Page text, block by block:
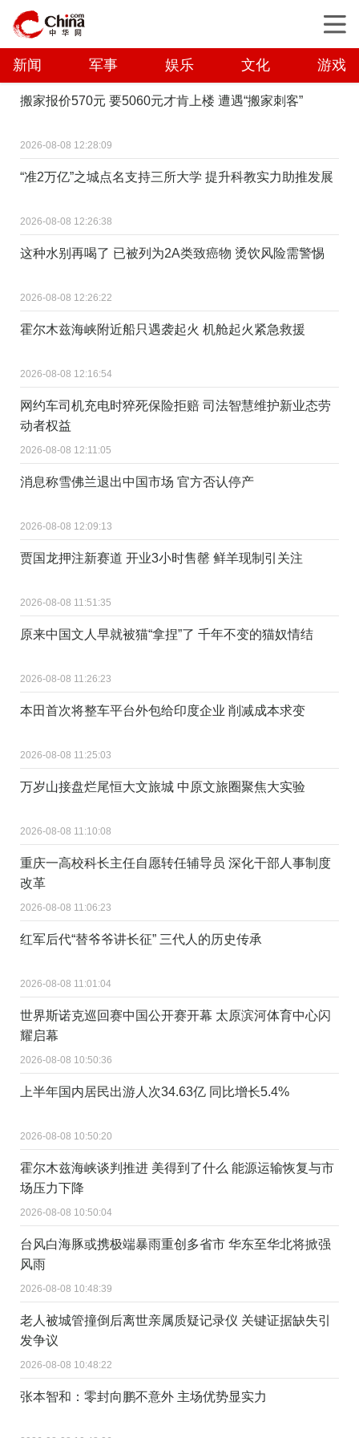
新闻 军事 娱乐 文化 游戏
搬家报价570元 要5060元才肯上楼 遭遇“搬家刺客”
2026-08-08 12:28:09
“准2万亿”之城点名支持三所大学 提升科教实力助推发展
2026-08-08 12:26:38
这种水别再喝了 已被列为2A类致癌物 烫饮风险需警惕
2026-08-08 12:26:22
霍尔木兹海峡附近船只遇袭起火 机舱起火紧急救援
2026-08-08 12:16:54
网约车司机充电时猝死保险拒赔 司法智慧维护新业态劳
动者权益
2026-08-08 12:11:05
消息称雪佛兰退出中国市场 官方否认停产
2026-08-08 12:09:13
贾国龙押注新赛道 开业3小时售罄 鲜羊现制引关注
2026-08-08 11:51:35
原来中国文人早就被猫“拿捏”了 千年不变的猫奴情结
2026-08-08 11:26:23
本田首次将整车平台外包给印度企业 削减成本求变
2026-08-08 11:25:03
万岁山接盘烂尾恒大文旅城 中原文旅圈聚焦大实验
2026-08-08 11:10:08
重庆一高校科长主任自愿转任辅导员 深化干部人事制度
改革
2026-08-08 11:06:23
红军后代“替爷爷讲长征” 三代人的历史传承
2026-08-08 11:01:04
世界斯诺克巡回赛中国公开赛开幕 太原滨河体育中心闪
耀启幕
2026-08-08 10:50:36
上半年国内居民出游人次34.63亿 同比增长5.4%
2026-08-08 10:50:20
霍尔木兹海峡谈判推进 美得到了什么 能源运输恢复与市
场压力下降
2026-08-08 10:50:04
台风白海豚或携极端暴雨重创多省市 华东至华北将掀强
风雨
2026-08-08 10:48:39
老人被城管撞倒后离世亲属质疑记录仪 关键证据缺失引
发争议
2026-08-08 10:48:22
张本智和：零封向鹏不意外 主场优势显实力